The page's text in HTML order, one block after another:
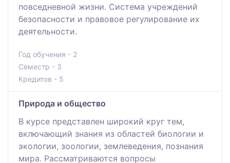
повседневной жизни. Система учреждений
безопасности и правовое регулирование их
деятельности.
Год обучения - 2
Семестр - 3
Кредитов - 5
Природа и общество
В курсе представлен широкий круг тем,
включающий знания из областей биологии и
экологии, зоологии, землеведения, познания
мира. Рассматриваются вопросы